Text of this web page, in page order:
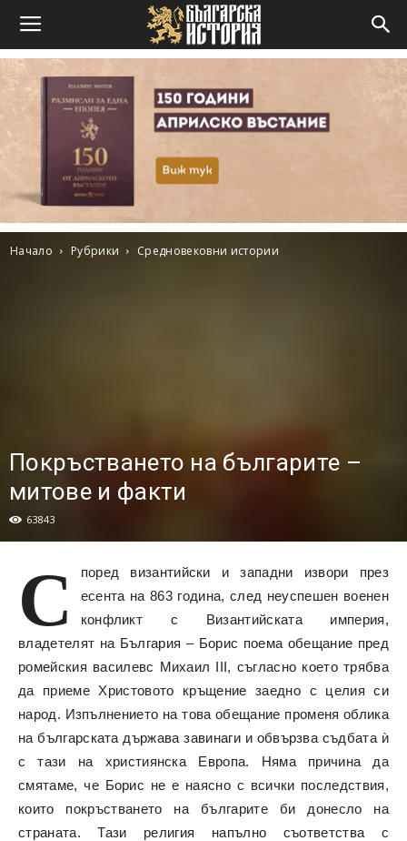
Начало Рубрики Средновековни истории
Покръстването на българите –
митове и факти
63843
С
поред византийски и западни извори през
есента на 863 година, след неуспешен военен
конфликт с Византийската империя,
владетелят на България – Борис поема обещание пред
ромейския василевс Михаил III, съгласно което трябва
да приеме Христовото кръщение заедно с целия си
народ. Изпълнението на това обещание променя облика
на българската държава завинаги и обвързва съдбата ѝ
с тази на християнска Европа. Няма причина да
смятаме, че Борис не е наясно с всички последствия,
които покръстването на българите би донесло на
страната. Тази религия напълно съответства с